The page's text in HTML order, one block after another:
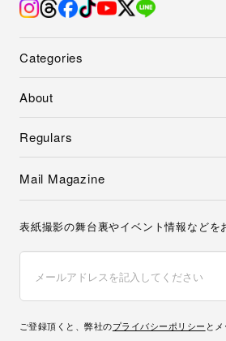
Categories
About
Regulars
Mail Magazine
表紙撮影の舞台裏やイベント情報などを
ご登録頂くと、弊社のプライバシーポリシー と